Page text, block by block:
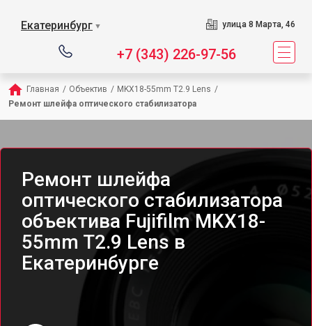
Екатеринбург ▼ улица 8 Марта, 46
+7 (343) 226-97-56
Главная / Объектив / MKX18-55mm T2.9 Lens /
Ремонт шлейфа оптического стабилизатора
Ремонт шлейфа
оптического стабилизатора
объектива Fujifilm MKX18-
55mm T2.9 Lens в
Екатеринбурге